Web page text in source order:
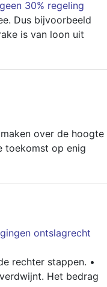
30% regeling
Dus bijvoorbeeld
is van loon uit
over de hoogte
toekomst op enig
ontslagrecht
rechter stappen. •
Het bedrag